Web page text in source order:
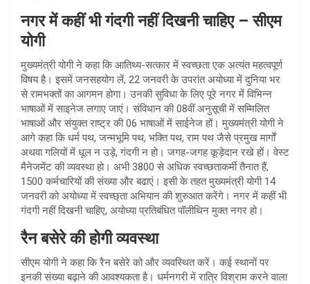
नगर में कहीं भी गंदगी नहीं दिखनी चाहिए – सीएम
योगी
मुख्यमंत्री योगी ने कहा कि आतिथ्य-सत्कार में स्वच्छता एक अत्यंत महत्वपूर्ण
विषय है। इसमें जनसहयोग लें, 22 जनवरी के उपरांत अयोध्या में दुनिया भर
से रामभक्तों का आगमन होगा। उनकी सुविधा के लिए पूरे नगर में विभिन्न
भाषाओं में साइनेज लगाए जाएं। संविधान की 08वीं अनुसूची में सम्मिलित
भाषाओं और संयुक्त राष्ट्र की 06 भाषाओं में साईनेज हों। मुख्यमंत्री योगी ने
आगे कहा कि धर्म पथ, जन्मभूमि पथ, भक्ति पथ, राम पथ जैसे प्रमुख मार्गों
अथवा गलियों में धूल न उड़े, गंदगी न हो। जगह-जगह कूड़ेदान रखे हों। वेस्ट
मैनेजमेंट की व्यवस्था हो। अभी 3800 से अधिक स्वच्छताकर्मी तैनात हैं,
1500 कर्मचारियों की संख्या और बढाएं। इसी के तहत मुख्यमंत्री योगी 14
जनवरी को अयोध्या में स्वच्छ्ता अभियान की शुरुआत करेंगे। नगर में कहीं भी
गंदगी नहीं दिखनी चाहिए, अयोध्या प्रतिबंधित पॉलीथिन मुक्त नगर हो।
रैन बसेरे की होगी व्यवस्था
सीएम योगी ने कहा कि रैन बसेरे को और व्यवस्थित करें। कई स्थानों पर
इनकी संख्या बढ़ाने की आवश्यकता है। धर्मनगरी में रात्रि विश्राम करने वाला